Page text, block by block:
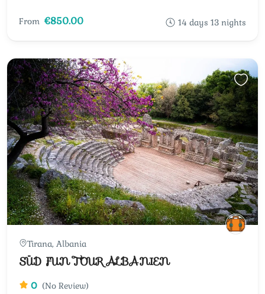
From €850.00 14 days 13 nights
Tirana, Albania
SÜD FUN TOUR ALBANIEN
0 (No Review)